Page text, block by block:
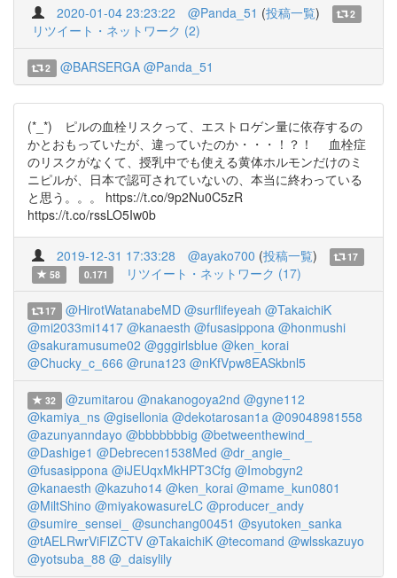
2020-01-04 23:23:22 @Panda_51 (投稿一覧) 2
リツイート・ネットワーク (2)
2 @BARSERGA @Panda_51
(*_*) ピルの血栓リスクって、エストロゲン量に依存するの
かとおもっていたが、違っていたのか・・・！？！ 血栓症
のリスクがなくて、授乳中でも使える黄体ホルモンだけのミ
ニピルが、日本で認可されていないの、本当に終わっている
と思う。。。 https://t.co/9p2Nu0C5zR
https://t.co/rssLO5Iw0b
2019-12-31 17:33:28 @ayako700 (投稿一覧)
17
58
0.171 リツイート・ネットワーク (17)
17 @HirotWatanabeMD @surflifeyeah @TakaichiK
@mi2033mi1417 @kanaesth @fusasippona @honmushi
@sakuramusume02 @gggirlsblue @ken_korai
@Chucky_c_666 @runa123 @nKfVpw8EASkbnl5
32 @zumitarou @nakanogoya2nd @gyne112
@kamiya_ns @gisellonia @dekotarosan1a @09048981558
@azunyanndayo @bbbbbbbig @betweenthewind_
@Dashige1 @Debrecen1538Med @dr_angie_
@fusasippona @iJEUqxMkHPT3Cfg @Imobgyn2
@kanaesth @kazuho14 @ken_korai @mame_kun0801
@MiltShino @miyakowasureLC @producer_andy
@sumire_sensei_ @sunchang00451 @syutoken_sanka
@tAELRwrViFlZCTV @TakaichiK @tecomand @wlsskazuyo
@yotsuba_88 @_daisylily